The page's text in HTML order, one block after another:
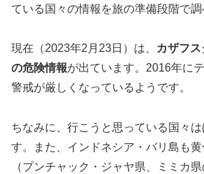
ている国々の情報を旅の準備段階で調
現在（2023年2月23日）は、 カザフス
の危険情報が出ています。2016年に
警戒が厳しくなっているようです。
ちなみに、行こうと思っている国々
す。また、インドネシア・バリ島も
（プンチャック・ジャヤ県、ミミカ